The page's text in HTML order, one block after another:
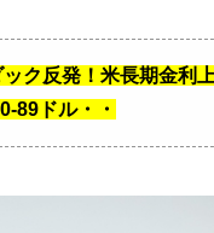
ク反発！米長期金利
89ドル・・